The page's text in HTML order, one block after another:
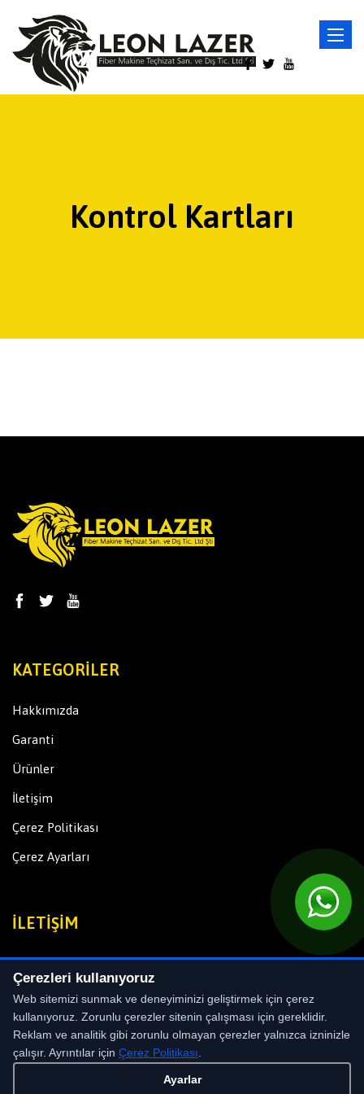
Toggle
Kontrol Kartları
KATEGORILER
Hakkımızda
Garanti
Ürünler
İletişim
Çerez Politikası
Çerez Ayarları
İLETIŞIM
Sitesi No:7/19 Zeytinburnu-İSTANBUL
Phone: +90 (530) 469 91 97
Email: info@leonlazer.com
Çerezleri kullanıyoruz
Web sitemizi sunmak ve deneyiminizi geliştirmek için çerez
kullanıyoruz. Zorunlu çerezler sitenin çalışması için gereklidir.
Reklam ve analitik gibi zorunlu olmayan çerezler yalnızca izninizle
çalışır. Ayrıntılar için Çerez Politikası.
Ayarlar